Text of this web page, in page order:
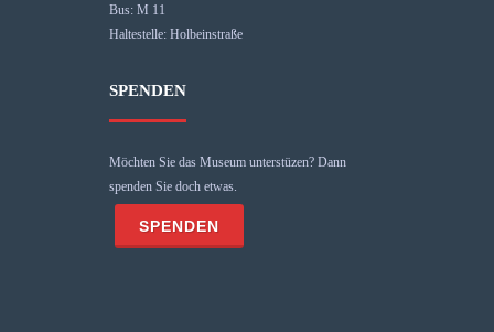
Bus: M 11
Haltestelle: Holbeinstraße
SPENDEN
Möchten Sie das Museum unterstüzen? Dann
spenden Sie doch etwas.